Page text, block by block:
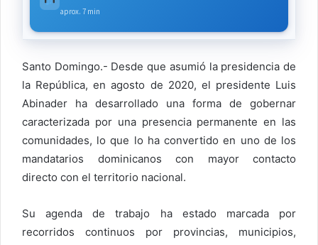
aprox. 7 min
Santo Domingo.- Desde que asumió la presidencia de
la República, en agosto de 2020, el presidente Luis
Abinader ha desarrollado una forma de gobernar
caracterizada por una presencia permanente en las
comunidades, lo que lo ha convertido en uno de los
mandatarios dominicanos con mayor contacto
directo con el territorio nacional.
Su agenda de trabajo ha estado marcada por
recorridos continuos por provincias, municipios,